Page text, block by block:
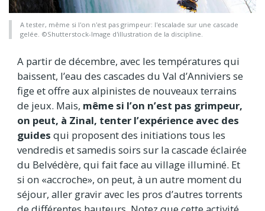
A tester, même si l'on n'est pas grimpeur: l'escalade sur une cascade
gelée. ©Shutterstock-Image d'illustration de la discipline.
A partir de décembre, avec les températures qui
baissent, l’eau des cascades du Val d’Anniviers se
fige et offre aux alpinistes de nouveaux terrains
de jeux. Mais, même si l’on n’est pas grimpeur,
on peut, à Zinal, tenter l’expérience avec des
guides qui proposent des initiations tous les
vendredis et samedis soirs sur la cascade éclairée
du Belvédère, qui fait face au village illuminé. Et
si on «accroche», on peut, à un autre moment du
séjour, aller gravir avec les pros d’autres torrents